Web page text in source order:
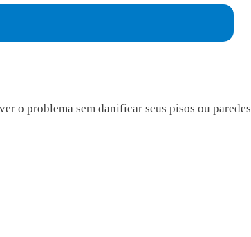
o problema sem danificar seus pisos ou paredes